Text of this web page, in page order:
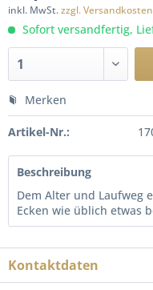
inkl. MwSt.zzgl. Versandkosten
Sofort versandfertig,
Merken
Artikel-Nr.:
Beschreibung
Dem Alter und Laufweg
Ecken wie üblich etwas
Kontaktdaten